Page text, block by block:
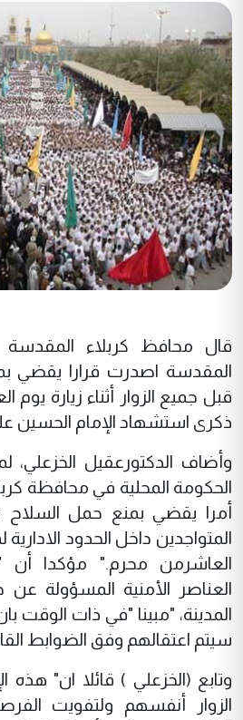
قال محافظ كربلاء المقدسة
المقدسة اصدرت قرارا يقضي
قبل جميع الزوار أثناء زيارة يوم
ذكرى استشهاد الإمام الحسين
وأضاف الدكتورعقيل الخزعلي،
الحكومة المحلية في محافظة
أمرا يقضي بمنع حمل السلاح
المتواجدين داخل الحدود الادارية
العاشرمن محرم." مؤكدا أن
العناصر الأمنية المسؤولة عن
المدينة، "مبينا "في ذات الوقت
سيتم اعتقالهم وفق الضوابط
وتابع (الخزعلي ) قائلا ان" هذه
الزوار أنفسهم ولتفويت